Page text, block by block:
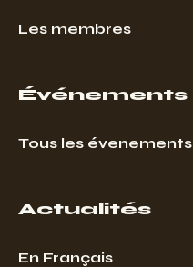
Les membres
Événements
Tous les évenements
Actualités
En Français